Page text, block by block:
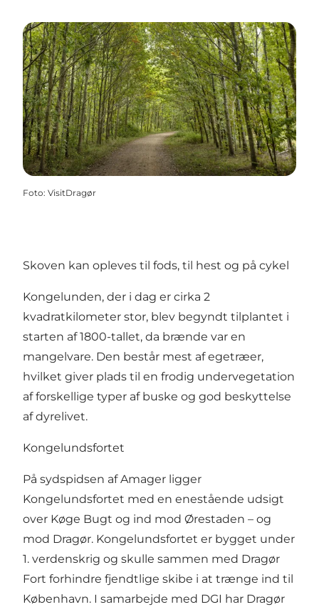
Foto: VisitDragør
Skoven kan opleves til fods, til hest og på cykel
Kongelunden, der i dag er cirka 2
kvadratkilometer stor, blev begyndt tilplantet i
starten af 1800-tallet, da brænde var en
mangelvare. Den består mest af egetræer,
hvilket giver plads til en frodig undervegetation
af forskellige typer af buske og god beskyttelse
af dyrelivet.
Kongelundsfortet
På sydspidsen af Amager ligger
Kongelundsfortet med en enestående udsigt
over Køge Bugt og ind mod Ørestaden – og
mod Dragør. Kongelundsfortet er bygget under
1. verdenskrig og skulle sammen med Dragør
Fort forhindre fjendtlige skibe i at trænge ind til
København. I samarbejde med DGI har Dragør